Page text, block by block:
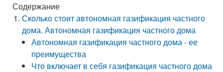
Содержание
Сколько стоит автономная газификация частного
дома. Автономная газификация частного дома
Автономная газификация частного дома - ее
преимущества
Что включает в себя газификация частного дома